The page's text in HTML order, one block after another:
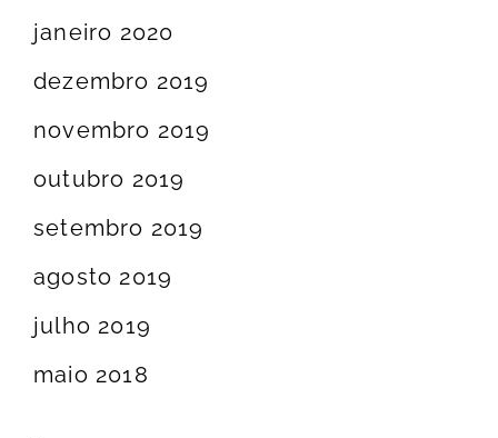
janeiro 2020
dezembro 2019
novembro 2019
outubro 2019
setembro 2019
agosto 2019
julho 2019
maio 2018